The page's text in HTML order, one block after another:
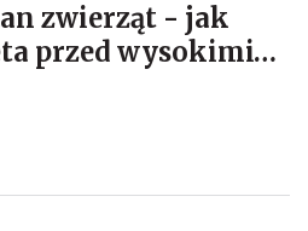
zwierząt - jak
przed wysokimi…